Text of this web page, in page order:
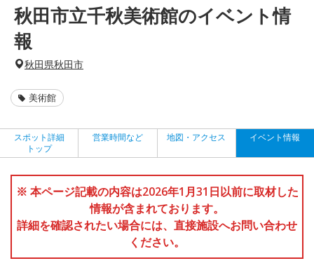
秋田市立千秋美術館のイベント情
報
秋田県秋田市
美術館
スポット詳細
トップ
営業時間など 地図・アクセス イベント情報
※ 本ページ記載の内容は2026年1月31日以前に取材した
情報が含まれております。
詳細を確認されたい場合には、直接施設へお問い合わせ
ください。